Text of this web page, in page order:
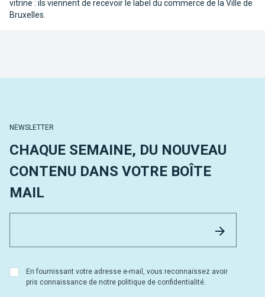
vitrine : ils viennent de recevoir le label du commerce de la Ville de
Bruxelles.
NEWSLETTER
CHAQUE SEMAINE, DU NOUVEAU
CONTENU DANS VOTRE BOÎTE
MAIL
En fournissant votre adresse e-mail, vous reconnaissez avoir
pris connaissance de notre politique de confidentialité.